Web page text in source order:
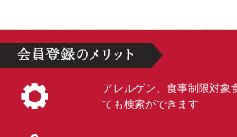
アレルゲン、食事制限対象
ても検索ができます